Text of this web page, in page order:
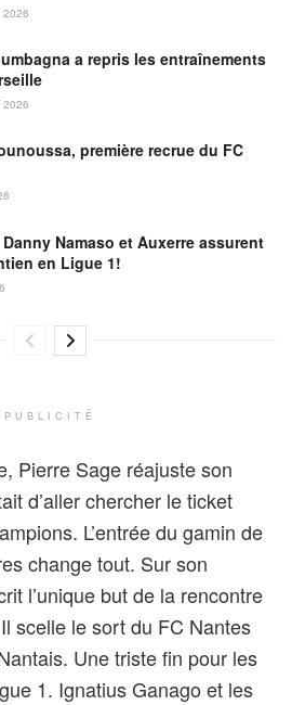
2026
a repris les entraînements
2026
première recrue du FC
Namaso et Auxerre assurent
en Ligue 1!
PUBLICITÉ
Pierre Sage réajuste son
d’aller chercher le ticket
L’entrée du gamin de
change tout. Sur son
l’unique but de la rencontre
scelle le sort du FC Nantes
Une triste fin pour les
1. Ignatius Ganago et les